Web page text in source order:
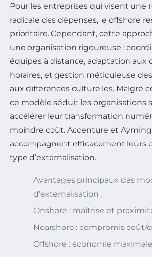
Pour les entreprises qui visent une
radicale des dépenses, le offshore
prioritaire. Cependant, cette
une organisation rigoureuse :
équipes à distance, adaptation aux
horaires, et gestion méticuleuse
aux différences culturelles. Malgré
ce modèle séduit les organisations
accélérer leur transformation
moindre coût. Accenture et Ayming
accompagnent efficacement leurs
type d’externalisation.
Avantages principaux des
d’externalisation :
Onshore : maîtrise et
Nearshore : compromis coût/
Offshore : économie maximale